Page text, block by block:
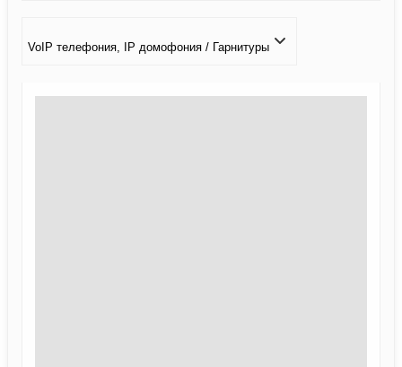
VoIP телефония, IP домофония / Гарнитуры